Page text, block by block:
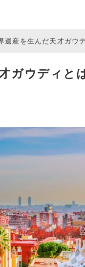
遺産を生んだ天才ガウ
ガウディと